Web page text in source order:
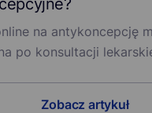
na antykoncepcję
po konsultacji
Zobacz artykuł